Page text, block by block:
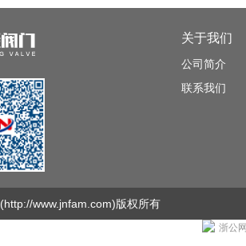
关于我们
公司简介
联系我们
(http://www.jnfam.com)版权所有
浙公